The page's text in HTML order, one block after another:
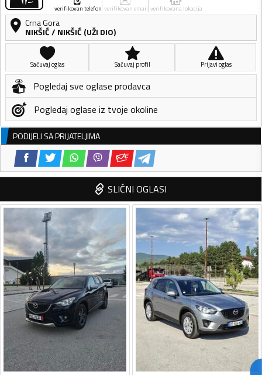
verifikovan telefon verifikovan email verifikovana lokacija
Crna Gora
NIKŠIĆ/ NIKŠIĆ (UŽI DIO)
Sačuvaj oglas Sačuvaj profil Prijavi oglas
Pogledaj sve oglase prodavca
Pogledaj oglase iz tvoje okoline
PODIJELI SA PRIJATELJIMA
SLIČNI OGLASI